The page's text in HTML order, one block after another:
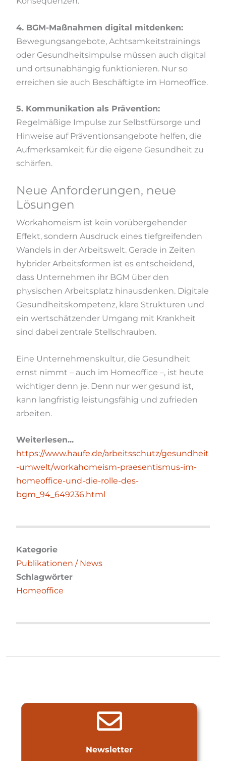
Newsletter
4. BGM-Maßnahmen digital mitdenken:
Bewegungsangebote, Achtsamkeitstrainings
oder Gesundheitsimpulse müssen auch digital
und ortsunabhängig funktionieren. Nur so
erreichen sie auch Beschäftigte im Homeoffice.
5. Kommunikation als Prävention:
Regelmäßige Impulse zur Selbstfürsorge und
Hinweise auf Präventionsangebote helfen, die
Aufmerksamkeit für die eigene Gesundheit zu
schärfen.
Neue Anforderungen, neue
Lösungen
Workahomeism ist kein vorübergehender
Effekt, sondern Ausdruck eines tiefgreifenden
Wandels in der Arbeitswelt. Gerade in Zeiten
hybrider Arbeitsformen ist es entscheidend,
dass Unternehmen ihr BGM über den
physischen Arbeitsplatz hinausdenken. Digitale
Gesundheitskompetenz, klare Strukturen und
ein wertschätzender Umgang mit Krankheit
sind dabei zentrale Stellschrauben.
Eine Unternehmenskultur, die Gesundheit
ernst nimmt – auch im Homeoffice –, ist heute
wichtiger denn je. Denn nur wer gesund ist,
kann langfristig leistungsfähig und zufrieden
arbeiten.
Weiterlesen...
https://www.haufe.de/arbeitsschutz/gesundheit
-umwelt/workahomeism-praesentismus-im-
homeoffice-und-die-rolle-des-
bgm_94_649236.html
Kategorie
Publikationen / News
Schlagwörter
Homeoffice